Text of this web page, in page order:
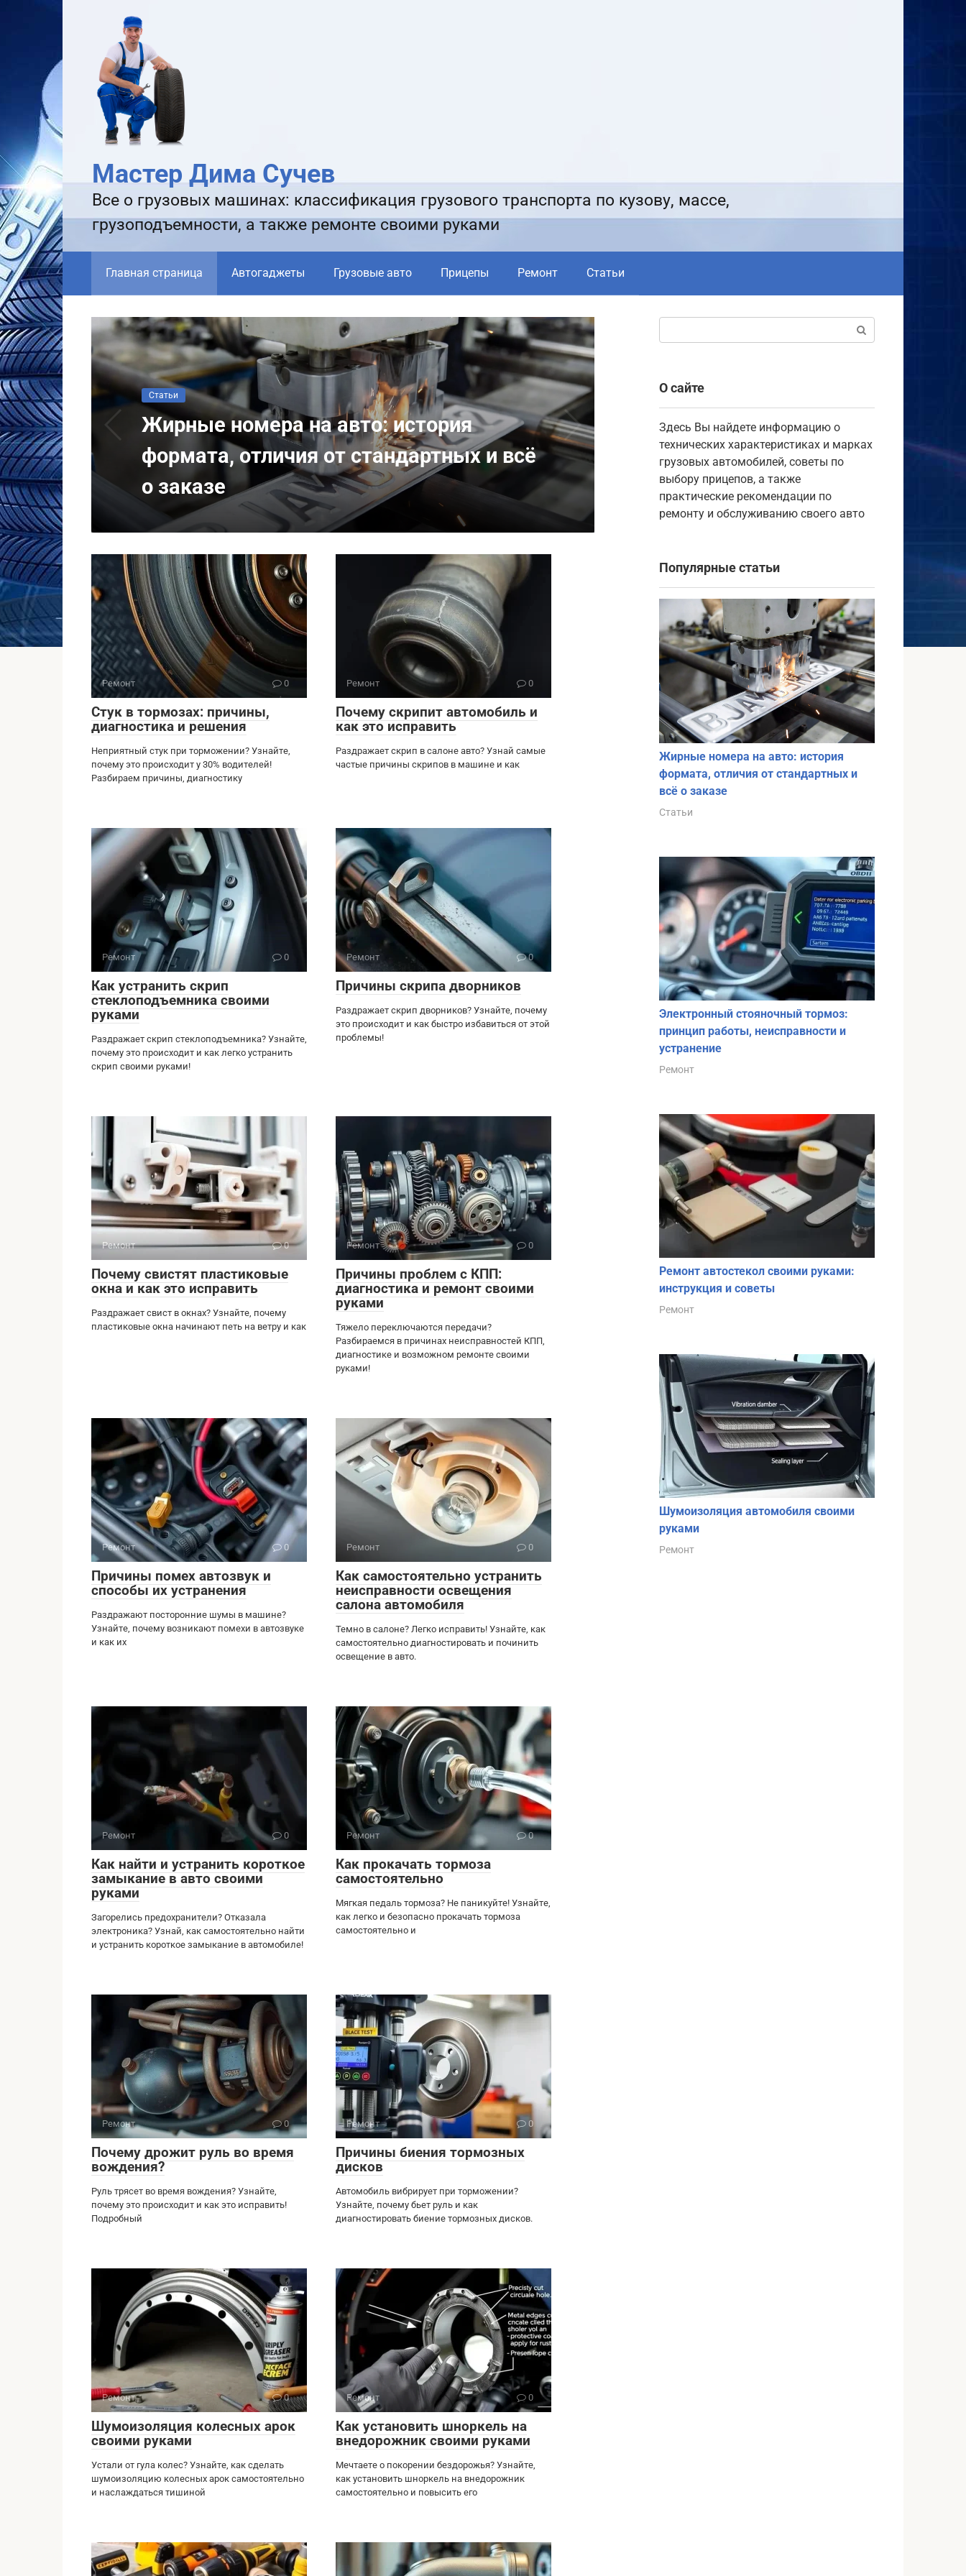
Мастер Дима Сучев
Все о грузовых машинах: классификация грузового транспорта по кузову, массе,
грузоподъемности, а также ремонте своими руками
Главная страница Автогаджеты Грузовые авто Прицепы Ремонт Статьи
Статьи
Жирные номера на авто: история
формата, отличия от стандартных и всё
о заказе
Ремонт
Электронный стояночный
принцип работы,
устранение
Ремонт 0
Стук в тормозах: причины,
диагностика и решения
Неприятный стук при торможении? Узнайте,
почему это происходит у 30% водителей!
Разбираем причины, диагностику
Ремонт 0
Почему скрипит автомобиль и
как это исправить
Раздражает скрип в салоне авто? Узнай самые
частые причины скрипов в машине и как
Ремонт 0
Как устранить скрип
стеклоподъемника своими
руками
Раздражает скрип стеклоподъемника? Узнайте,
почему это происходит и как легко устранить
скрип своими руками!
Ремонт 0
Причины скрипа дворников
Раздражает скрип дворников? Узнайте, почему
это происходит и как быстро избавиться от этой
проблемы!
Ремонт 0
Почему свистят пластиковые
окна и как это исправить
Раздражает свист в окнах? Узнайте, почему
пластиковые окна начинают петь на ветру и как
Ремонт 0
Причины проблем с КПП:
диагностика и ремонт своими
руками
Тяжело переключаются передачи?
Разбираемся в причинах неисправностей КПП,
диагностике и возможном ремонте своими
руками!
Ремонт 0
Причины помех автозвук и
способы их устранения
Раздражают посторонние шумы в машине?
Узнайте, почему возникают помехи в автозвуке
и как их
Ремонт 0
Как самостоятельно устранить
неисправности освещения
салона автомобиля
Темно в салоне? Легко исправить! Узнайте, как
самостоятельно диагностировать и починить
освещение в авто.
Ремонт 0
Как найти и устранить короткое
замыкание в авто своими
руками
Загорелись предохранители? Отказала
электроника? Узнай, как самостоятельно найти
и устранить короткое замыкание в автомобиле!
Ремонт 0
Как прокачать тормоза
самостоятельно
Мягкая педаль тормоза? Не паникуйте! Узнайте,
как легко и безопасно прокачать тормоза
самостоятельно и
Ремонт 0
Почему дрожит руль во время
вождения?
Руль трясет во время вождения? Узнайте,
почему это происходит и как это исправить!
Подробный
Ремонт 0
Причины биения тормозных
дисков
Автомобиль вибрирует при торможении?
Узнайте, почему бьет руль и как
диагностировать биение тормозных дисков.
Ремонт 0
Шумоизоляция колесных арок
своими руками
Устали от гула колес? Узнайте, как сделать
шумоизоляцию колесных арок самостоятельно
и наслаждаться тишиной
Ремонт 0
Как установить шноркель на
внедорожник своими руками
Мечтаете о покорении бездорожья? Узнайте,
как установить шноркель на внедорожник
самостоятельно и повысить его
О сайте
Здесь Вы найдете информацию о
технических характеристиках и марках
грузовых автомобилей, советы по
выбору прицепов, а также
практические рекомендации по
ремонту и обслуживанию своего авто
Популярные статьи
Жирные номера на авто: история
формата, отличия от стандартных и
всё о заказе
Статьи
Электронный стояночный тормоз:
принцип работы, неисправности и
устранение
Ремонт
Ремонт автостекол своими руками:
инструкция и советы
Ремонт
Шумоизоляция автомобиля своими
руками
Ремонт